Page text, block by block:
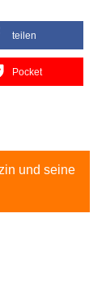
teilen
Pocket
und seine